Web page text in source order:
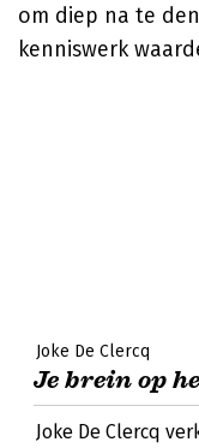
om diep na te
kenniswerk
Joke De Clercq
Je brein op
Joke De Clercq